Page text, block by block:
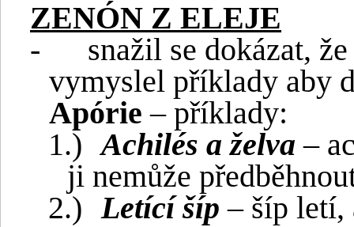
ZENÓN Z ELEJE
-
snažil se dokázat,
vymyslel příklady aby
Apórie – příklady:
1.) Achilés a želva –
ji nemůže
2.) Letící šíp – šíp letí,